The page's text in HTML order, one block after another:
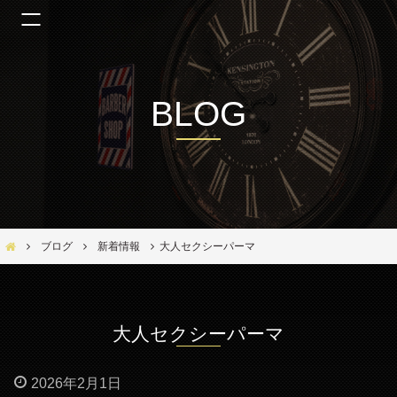
BLOG
Bar Ber Shop REGALO【バーバーショップ レガロ】- 大阪・福島区の美容室
ブログ 新着情報 大人セクシーパーマ
大人セクシーパーマ
2026年2月1日